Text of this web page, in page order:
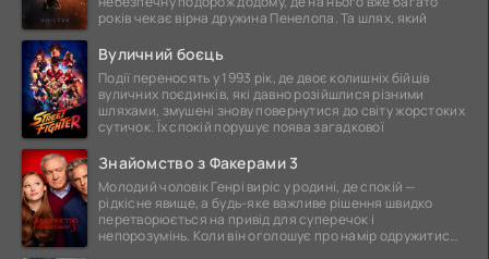
років чекає вірна дружина Пенелопа. Та шлях, який
Вуличний боєць
Події переносять у 1993 рік, де двоє колишніх бійців
вуличних поєдинків, які давно розійшлися різними
шляхами, змушені знову повернутися до світу жорстоких
сутичок. Їх спокій порушує поява загадкової
Знайомство з Факерами 3
Молодий чоловік Генрі виріс у родині, де спокій —
рідкісне явище, а будь-яке важливе рішення швидко
перетворюється на привід для суперечок і
непорозумінь. Коли він оголошує про намір одружитися,